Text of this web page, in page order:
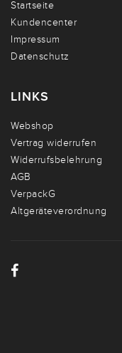
Startseite
Kundencenter
Impressum
Datenschutz
LINKS
Webshop
Vertrag widerrufen
Widerrufsbelehrung
AGB
VerpackG
Altgeräteverordnung